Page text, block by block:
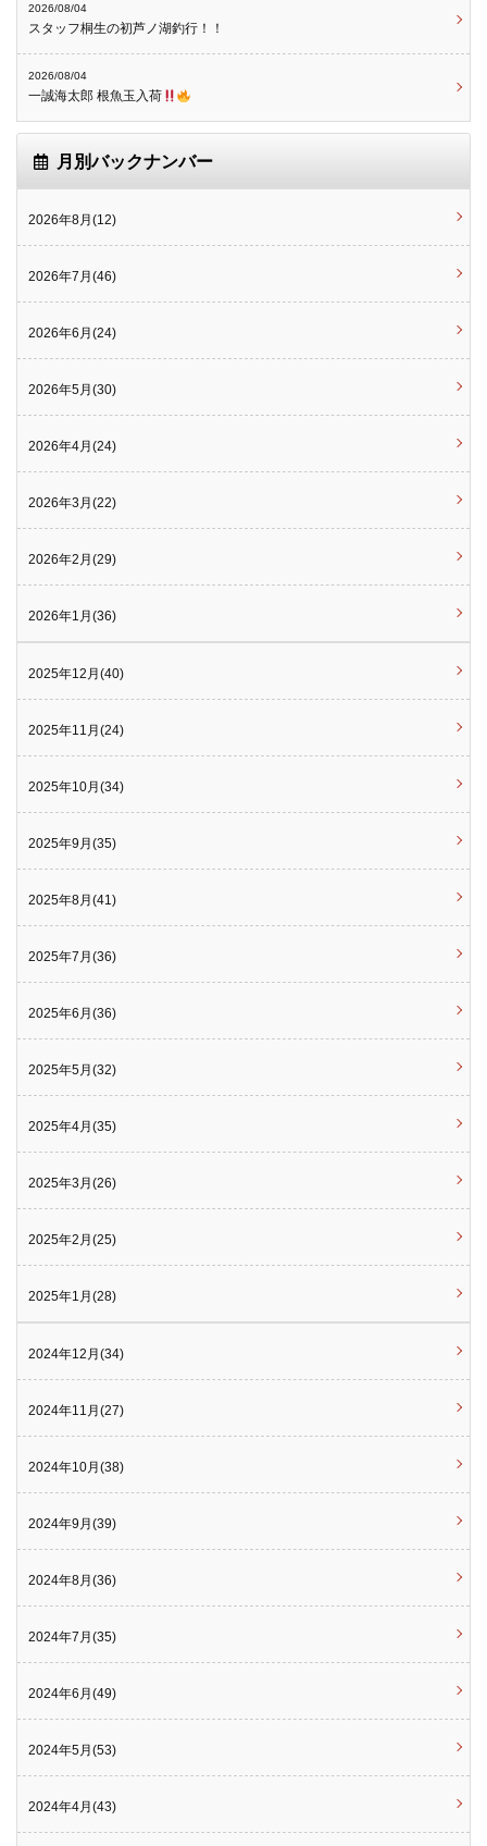
2026/08/04
スタッフ桐生の初芦ノ湖釣行！！
2026/08/04
一誠海太郎 根魚玉入荷
月別バックナンバー
2026年8月(12)
2026年7月(46)
2026年6月(24)
2026年5月(30)
2026年4月(24)
2026年3月(22)
2026年2月(29)
2026年1月(36)
2025年12月(40)
2025年11月(24)
2025年10月(34)
2025年9月(35)
2025年8月(41)
2025年7月(36)
2025年6月(36)
2025年5月(32)
2025年4月(35)
2025年3月(26)
2025年2月(25)
2025年1月(28)
2024年12月(34)
2024年11月(27)
2024年10月(38)
2024年9月(39)
2024年8月(36)
2024年7月(35)
2024年6月(49)
2024年5月(53)
2024年4月(43)